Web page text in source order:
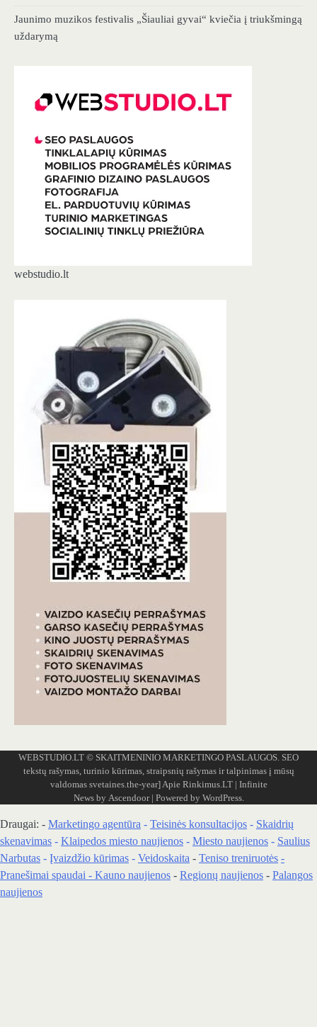
Jaunimo muzikos festivalis „Šiauliai gyvai“ kviečia į triukšmingą
uždarymą
webstudio.lt
WEBSTUDIO.LT © SKAITMENINIO MARKETINGO PASLAUGOS. SEO
tekstų rašymas, turinio kūrimas, straipsnių rašymas ir talpinimas į mūsų
valdomas svetaines.the-year]Apie Rinkimus.LT| Infinite
News by Ascendoor| Powered by WordPress.
Draugai: - Marketingo agentūra - Teisinės konsultacijos - Skaidrių
skenavimas - Klaipedos miesto naujienos - Miesto naujienos - Saulius
Narbutas - Įvaizdžio kūrimas - Veidoskaita - Teniso treniruotės -
Pranešimai spaudai - Kauno naujienos - Regionų naujienos - Palangos
naujienos